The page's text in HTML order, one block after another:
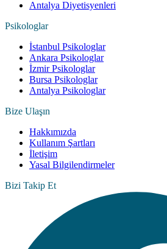
Antalya Diyetisyenleri
Psikologlar
İstanbul Psikologlar
Ankara Psikologlar
İzmir Psikologlar
Bursa Psikologlar
Antalya Psikologlar
Bize Ulaşın
Hakkımızda
Kullanım Şartları
İletişim
Yasal Bilgilendirmeler
Bizi Takip Et